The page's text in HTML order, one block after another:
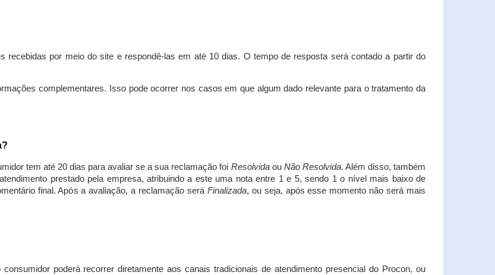
recebidas por meio do site e respondê-las em até 10 dias. O tempo de resposta será contado a partir do
complementares. Isso pode ocorrer nos casos em que algum dado relevante para o tratamento da
tem até 20 dias para avaliar se a sua reclamação foi Resolvidaou Não Resolvida. Além disso, também
prestado pela empresa, atribuindo a este uma nota entre 1 e 5, sendo 1 o nível mais baixo de
final. Após a avaliação, a reclamação será Finalizada, ou seja, após esse momento não será mais
poderá recorrer diretamente aos canais tradicionais de atendimento presencial do Procon, ou